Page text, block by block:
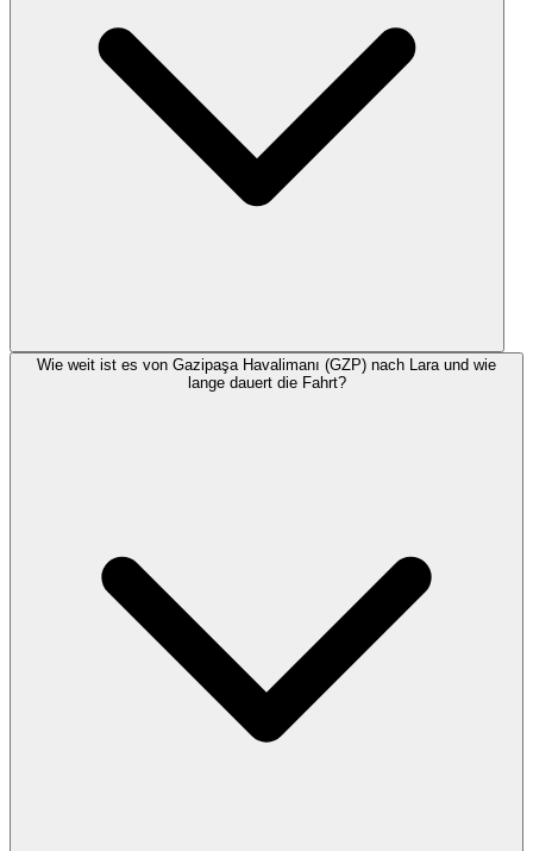
Wie weit ist es von Gazipaşa Havalimanı (GZP) nach Lara und wie
lange dauert die Fahrt?